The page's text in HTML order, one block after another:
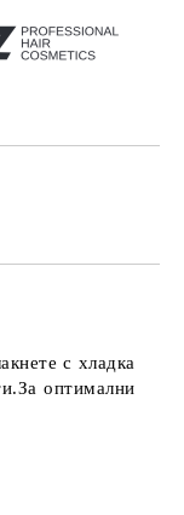
с хладка
оптимални